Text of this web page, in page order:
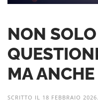
NON
MA
SCRITTO IL 18 FEBBRAIO 2026